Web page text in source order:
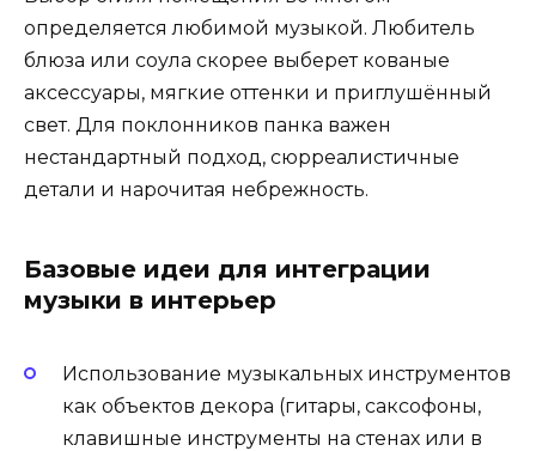
определяется любимой музыкой. Любитель
блюза или соула скорее выберет кованые
аксессуары, мягкие оттенки и приглушённый
свет. Для поклонников панка важен
нестандартный подход, сюрреалистичные
детали и нарочитая небрежность.
Базовые идеи для интеграции
музыки в интерьер
Использование музыкальных инструментов
как объектов декора (гитары, саксофоны,
клавишные инструменты на стенах или в